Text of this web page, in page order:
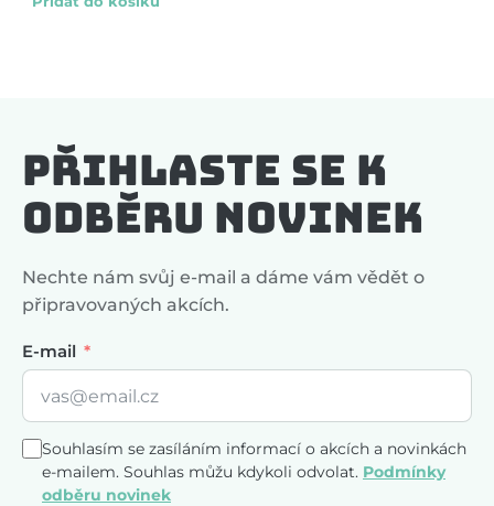
Přihlaste se k
odběru novinek
Nechte nám svůj e-mail a dáme vám vědět o
připravovaných akcích.
E-mail
Souhlasím se zasíláním informací o akcích a novinkách
e-mailem. Souhlas můžu kdykoli odvolat. Podmínky
odběru novinek